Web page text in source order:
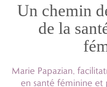
Un chemin
de la
Marie Papazian,
en santé féminine et